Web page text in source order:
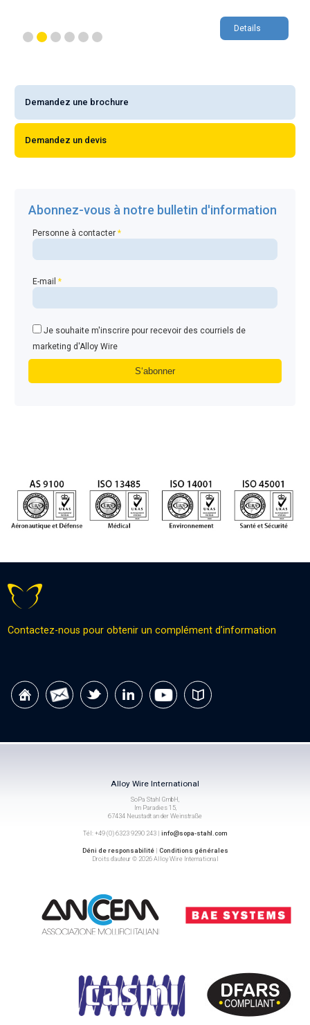
Details
Demandez une brochure
Demandez un devis
Abonnez-vous à notre bulletin d'information
Personne à contacter*
E-mail*
Je souhaite m'inscrire pour recevoir des courriels de
marketing d'Alloy Wire
Contactez-nous pour obtenir un complément d’information
Alloy Wire International
SoPa Stahl GmbH,
Im Paradies 15,
67434 Neustadt an der Weinstraße
Tél: +49 (0) 6323 9290 243 | info@sopa-stahl.com
Déni de responsabilité| Conditions générales
Droits d’auteur © 2026 Alloy Wire International